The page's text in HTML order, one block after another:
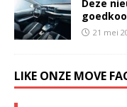
Deze
21 mei
LIKE ONZE MOVE